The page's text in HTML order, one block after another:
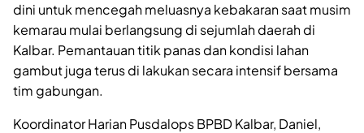
dini untuk mencegah meluasnya kebakaran saat musim
kemarau mulai berlangsung di sejumlah daerah di
Kalbar. Pemantauan titik panas dan kondisi lahan
gambut juga terus di lakukan secara intensif bersama
tim gabungan.
Koordinator Harian Pusdalops BPBD Kalbar, Daniel,